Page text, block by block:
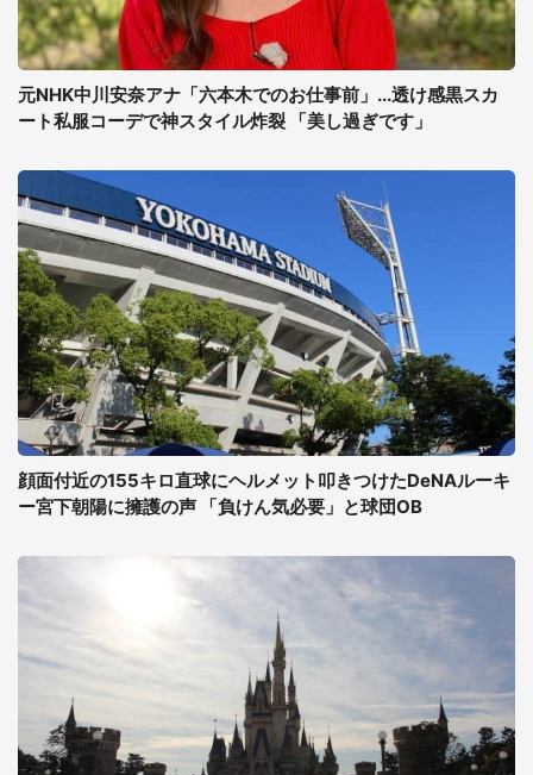
元NHK中川安奈アナ「六本木でのお仕事前」...透け感黒スカ
ート私服コーデで神スタイル炸裂 「美し過ぎです」
顔面付近の155キロ直球にヘルメット叩きつけたDeNAルーキ
ー宮下朝陽に擁護の声 「負けん気必要」と球団OB